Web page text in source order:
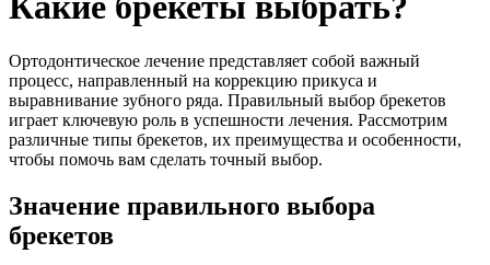
Ортодонтическое лечение представляет собой важный
процесс, направленный на коррекцию прикуса и
выравнивание зубного ряда. Правильный выбор брекетов
играет ключевую роль в успешности лечения. Рассмотрим
различные типы брекетов, их преимущества и особенности,
чтобы помочь вам сделать точный выбор.
Значение правильного выбора
брекетов